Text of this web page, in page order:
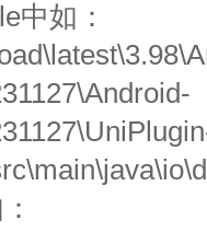
中如：